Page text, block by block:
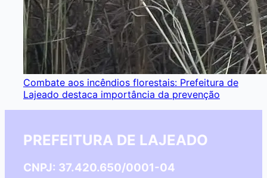
Combate aos incêndios florestais: Prefeitura de
Lajeado destaca importância da prevenção
PREFEITURA DE LAJEADO
CNPJ: 37.420.650/0001-04